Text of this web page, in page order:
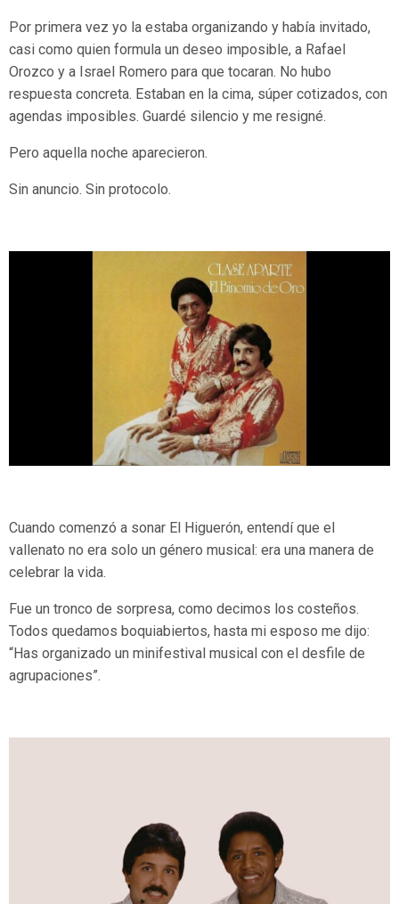
Por primera vez yo la estaba organizando y había invitado,
casi como quien formula un deseo imposible, a Rafael
Orozco y a Israel Romero para que tocaran. No hubo
respuesta concreta. Estaban en la cima, súper cotizados, con
agendas imposibles. Guardé silencio y me resigné.
Pero aquella noche aparecieron.
Sin anuncio. Sin protocolo.
Cuando comenzó a sonar El Higuerón, entendí que el
vallenato no era solo un género musical: era una manera de
celebrar la vida.
Fue un tronco de sorpresa, como decimos los costeños.
Todos quedamos boquiabiertos, hasta mi esposo me dijo:
“Has organizado un minifestival musical con el desfile de
agrupaciones”.